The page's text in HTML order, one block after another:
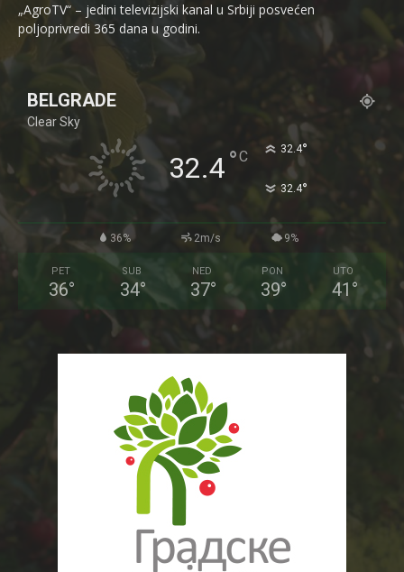
„AgroTV“ – jedini televizijski kanal u Srbiji posvećen
poljoprivredi 365 dana u godini.
BELGRADE
Clear Sky
32.4°C 32.4°
32.4°
36% 2m/s 9%
PET
36°
SUB
34°
NED
37°
PON
39°
UTO
41 °